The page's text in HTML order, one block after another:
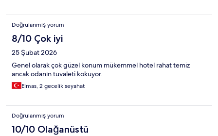
Doğrulanmış yorum
8/10 Çok iyi
25 Şubat 2026
Genel olarak çok güzel konum mükemmel hotel rahat temiz
ancak odanın tuvaleti kokuyor.
Elmas, 2 gecelik seyahat
Doğrulanmış yorum
10/10 Olağanüstü